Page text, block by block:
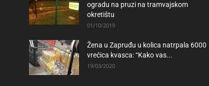
ogradu na pruzi na tramvajskom
okretištu
01/10/2019
Žena u Zapruđu u kolica natrpala 6000
vrećica kvasca: “Kako vas...
19/03/2020